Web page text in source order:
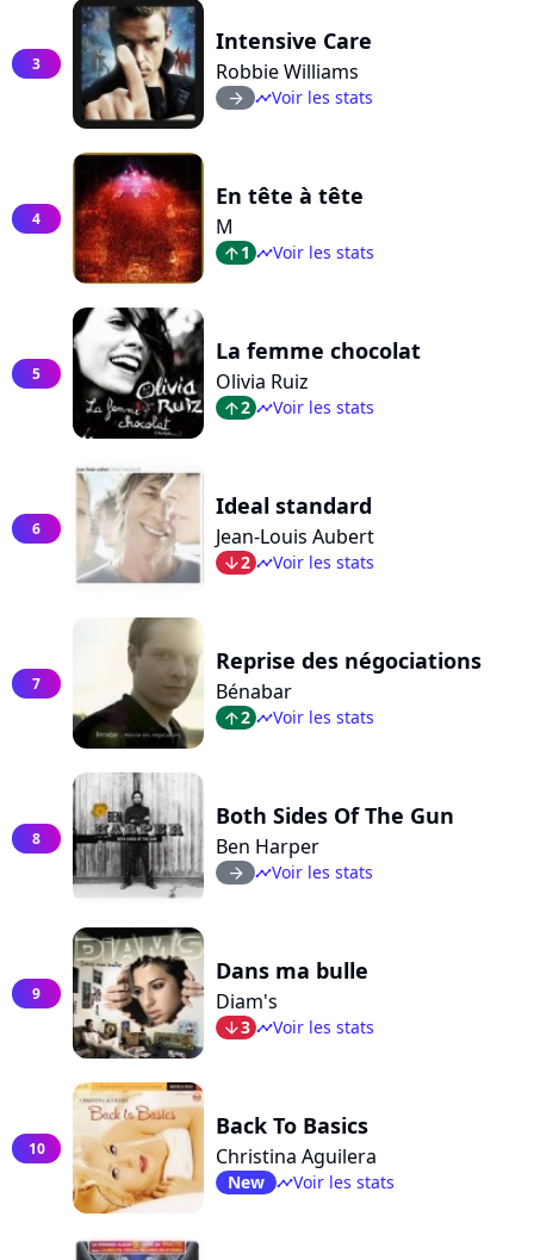
3
Intensive Care
Robbie Williams
arrow_right timelineVoir les stats
4
En tête à tête
M
arrow_top1 timelineVoir les stats
5
La femme chocolat
Olivia Ruiz
arrow_top2 timelineVoir les stats
6
Ideal standard
Jean-Louis Aubert
arrow_bot2 timelineVoir les stats
7
Reprise des négociations
Bénabar
arrow_top2 timelineVoir les stats
8
Both Sides Of The Gun
Ben Harper
arrow_right timelineVoir les stats
9
Dans ma bulle
Diam's
arrow_bot3 timelineVoir les stats
10
Back To Basics
Christina Aguilera
New timelineVoir les stats